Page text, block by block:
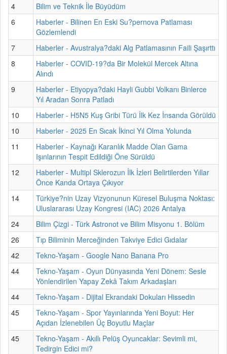
4
Bilim ve Teknik İle Büyüdüm
6
Haberler - Bilinen En Eski Su?pernova Patlaması
Gözlemlendi
7
Haberler - Avustralya?daki Alg Patlamasının Faili Şaşırttı
8
Haberler - COVID-19?da Bir Molekül Mercek Altına
Alındı
9
Haberler - Etiyopya?daki Hayli Gubbi Volkanı Binlerce
Yıl Aradan Sonra Patladı
10
Haberler - H5N5 Kuş Gribi Türü İlk Kez İnsanda Görüldü
10
Haberler - 2025 En Sıcak İkinci Yıl Olma Yolunda
11
Haberler - Kaynağı Karanlık Madde Olan Gama
Işınlarının Tespit Edildiği Öne Sürüldü
12
Haberler - Multipl Sklerozun İlk İzleri Belirtilerden Yıllar
Önce Kanda Ortaya Çıkıyor
14
Türkiye?nin Uzay Vizyonunun Küresel Buluşma Noktası:
Uluslararası Uzay Kongresi (IAC) 2026 Antalya
24
Bilim Çizgi - Türk Astronot ve Bilim Misyonu 1. Bölüm
26
Tıp Biliminin Merceğinden Takviye Edici Gıdalar
42
Tekno-Yaşam - Google Nano Banana Pro
44
Tekno-Yaşam - Oyun Dünyasında Yeni Dönem: Sesle
Yönlendirilen Yapay Zekâ Takım Arkadaşları
44
Tekno-Yaşam - Dijital Ekrandaki Dokuları Hissedin
45
Tekno-Yaşam - Spor Yayınlarında Yeni Boyut: Her
Açıdan İzlenebilen Üç Boyutlu Maçlar
45
Tekno-Yaşam - Akıllı Pelüş Oyuncaklar: Sevimli mi,
Tedirgin Edici mi?